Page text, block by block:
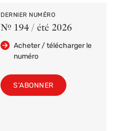
DERNIER NUMÉRO
Nº 194 / été 2026
Acheter / télécharger le
numéro
S'ABONNER